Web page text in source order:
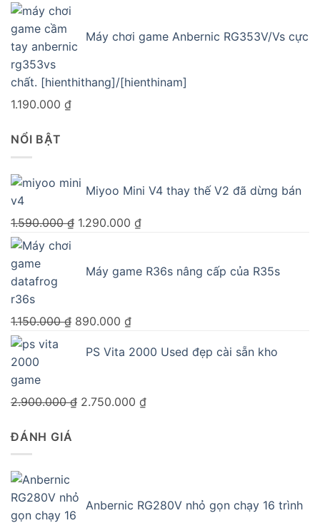
Máy chơi game Anbernic RG353V/Vs cực
chất. [hienthithang]/[hienthinam]
1.190.000 ₫
NỔI BẬT
Miyoo Mini V4 thay thế V2 đã dừng bán
1.590.000₫ Giá
1.590.000 ₫.
1.290.000 ₫Giá
là:
Máy game R36s nâng cấp của R35s
1.150.000₫ Giá
890.000 ₫Giá
tại
PS Vita 2000 Used đẹp cài sẵn kho
game
2.900.000₫ Giá
2.750.000 ₫Giá
ĐÁNH GIÁ
Anbernic RG280V nhỏ gọn chạy 16 trình